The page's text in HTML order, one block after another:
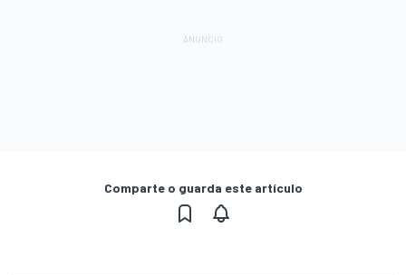
Comparte o guarda este artículo